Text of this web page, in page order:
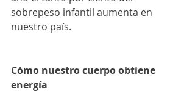
sobrepeso infantil aumenta en
nuestro país.
Cómo nuestro cuerpo obtiene
energía